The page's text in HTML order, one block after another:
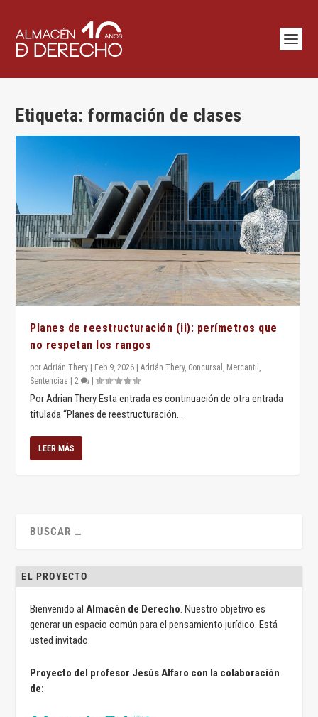
Etiqueta:formación de clases
Planes de reestructuración (ii): perímetros que
no respetan los rangos
porAdrián Thery Feb 9, 2026 |Adrián Thery, Concursal , Mercantil ,
Sentencias
|2 |
Por Adrian Thery Esta entrada es continuación de otra entrada
titulada “Planes de reestructuración...
LEER MÁS
EL PROYECTO
Bienvenido alAlmacén de Derecho. Nuestro objetivo es
generar un espacio común para el pensamiento jurídico. Está
usted invitado.
Proyecto del profesor Jesús Alfaro con la colaboración
de: